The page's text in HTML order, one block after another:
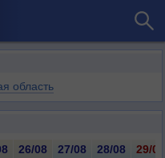
область
26/08 27/08 28/08 29/08